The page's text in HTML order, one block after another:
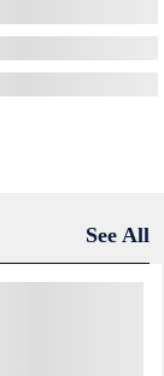
See All